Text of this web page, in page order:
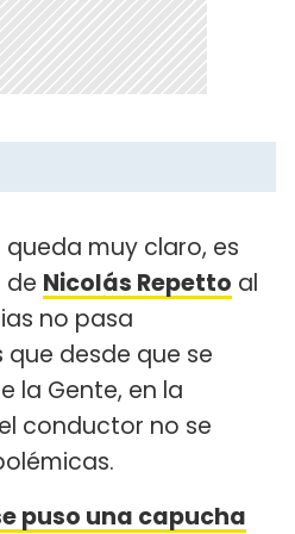
muy claro, es
de Nicolás Repetto al
no pasa
que desde que se
la Gente, en la
conductor no se
puso una capucha